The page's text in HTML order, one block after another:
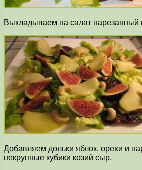
Выкладываем на салат нарезанный
Добавляем дольки яблок, орехи и
некрупные кубики козий сыр.